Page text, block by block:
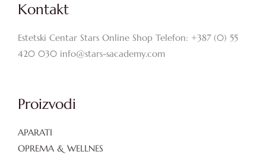
Kontakt
Estetski Centar Stars Online Shop Telefon: +387 (0) 55
420 030 info@stars-sacademy.com
Proizvodi
APARATI
OPREMA & WELLNES